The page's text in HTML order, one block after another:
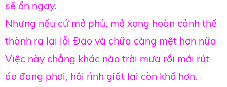
sẽ ổn ngay.
Nhưng nếu cứ mở phủ, mở xong hoàn cảnh thế
thành ra lại lỗi Đạo và chữa càng mệt hơn nữa
Việc này chẳng khác nào trời mưa rồi mới rút
áo đang phơi, hôi rình giặt lại còn khổ hơn.